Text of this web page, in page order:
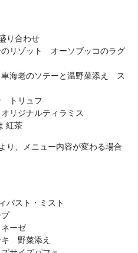
り合わせ
のリゾット オーソブッコのラグ
海老のソテーと温野菜添え ス
トリュフ
リジナルティラミス
紅茶
り、メニュー内容が変わる場合
パスト・ミスト
ーゼ
キ 野菜添え